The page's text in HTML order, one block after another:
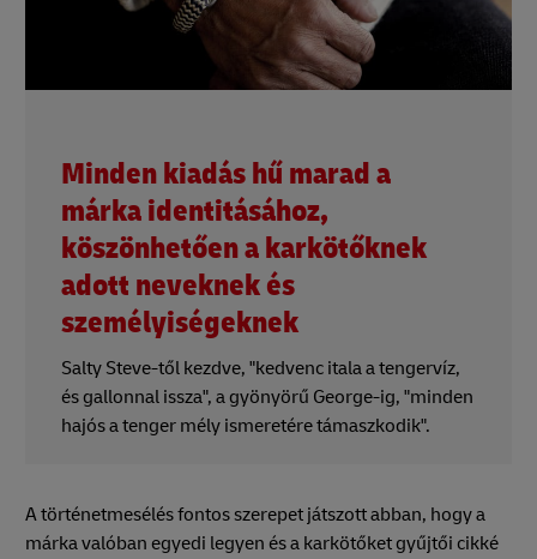
Minden kiadás hű marad a
márka identitásához,
köszönhetően a karkötőknek
adott neveknek és
személyiségeknek
Salty Steve-től kezdve, "kedvenc itala a tengervíz,
és gallonnal issza", a gyönyörű George-ig, "minden
hajós a tenger mély ismeretére támaszkodik".
A történetmesélés fontos szerepet játszott abban, hogy a
márka valóban egyedi legyen és a karkötőket gyűjtői cikké